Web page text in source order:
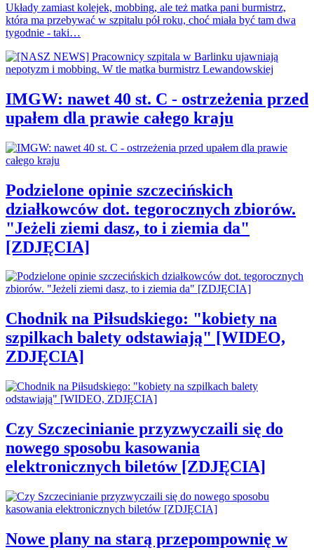
Układy zamiast kolejek, mobbing, ale też matka pani burmistrz,
która ma przebywać w szpitalu pół roku, choć miała być tam dwa
tygodnie - taki…
IMGW: nawet 40 st. C - ostrzeżenia przed
upałem dla prawie całego kraju
Podzielone opinie szczecińskich
działkowców dot. tegorocznych zbiorów.
"Jeżeli ziemi dasz, to i ziemia da"
[ZDJĘCIA]
Chodnik na Piłsudskiego: "kobiety na
szpilkach balety odstawiają" [WIDEO,
ZDJĘCIA]
Czy Szczecinianie przyzwyczaili się do
nowego sposobu kasowania
elektronicznych biletów [ZDJĘCIA]
Nowe plany na starą przepompownię w